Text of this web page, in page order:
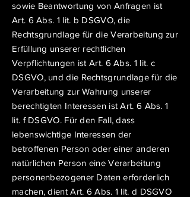
sowie Beantwortung von Anfragen ist
Art. 6 Abs. 1 lit. b DSGVO, die
Rechtsgrundlage für die Verarbeitung zur
Erfüllung unserer rechtlichen
Verpflichtungen ist Art. 6 Abs. 1 lit. c
DSGVO, und die Rechtsgrundlage für die
Verarbeitung zur Wahrung unserer
berechtigten Interessen ist Art. 6 Abs. 1
lit. f DSGVO. Für den Fall, dass
lebenswichtige Interessen der
betroffenen Person oder einer anderen
natürlichen Person eine Verarbeitung
personenbezogener Daten erforderlich
machen, dient Art. 6 Abs. 1 lit. d DSGVO